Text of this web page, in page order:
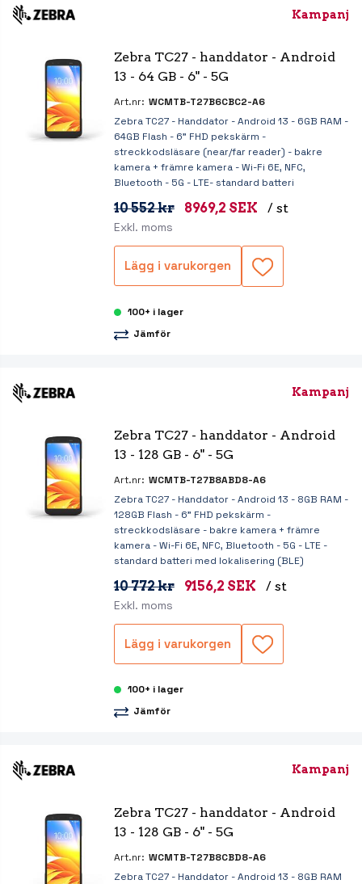
Kampanj
Zebra TC27 - handdator - Android
13 - 64 GB - 6" - 5G
Art.nr: WCMTB-T27B6CBC2-A6
Zebra TC27 - Handdator - Android 13 - 6GB RAM -
64GB Flash - 6" FHD pekskärm -
streckkodsläsare (near/far reader) - bakre
kamera + främre kamera - Wi-Fi 6E, NFC,
Bluetooth - 5G - LTE- standard batteri
10 552 kr 8969,2 SEK / st
Exkl. moms
Lägg i varukorgen
100+ i lager
Jämför
Kampanj
Zebra TC27 - handdator - Android
13 - 128 GB - 6" - 5G
Art.nr: WCMTB-T27B8ABD8-A6
Zebra TC27 - Handdator - Android 13 - 8GB RAM -
128GB Flash - 6" FHD pekskärm -
streckkodsläsare - bakre kamera + främre
kamera - Wi-Fi 6E, NFC, Bluetooth - 5G - LTE -
standard batteri med lokalisering (BLE)
10 772 kr 9156,2 SEK / st
Exkl. moms
Lägg i varukorgen
100+ i lager
Jämför
Kampanj
Zebra TC27 - handdator - Android
13 - 128 GB - 6" - 5G
Art.nr: WCMTB-T27B8CBD8-A6
Zebra TC27 - Handdator - Android 13 - 8GB RAM